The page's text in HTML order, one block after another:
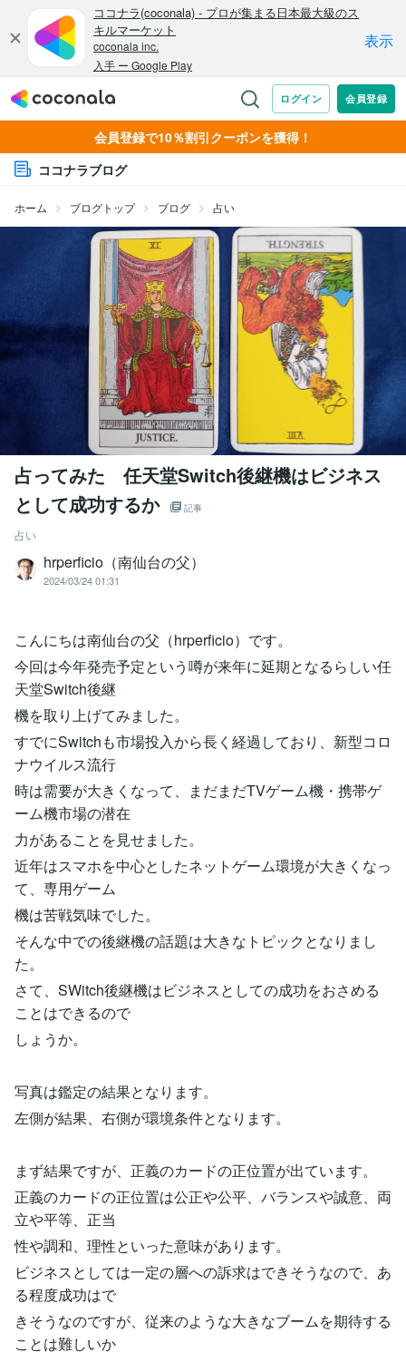
会員登録で10％割引クーポンを獲得！
ココナラブログ
ホーム ブログトップ ブログ 占い
占ってみた 任天堂Switch後継機はビジネス
として成功するか
記事
占い
hrperficio（南仙台の父）
2024/03/24 01:31
こんにちは南仙台の父（hrperficio）です。
今回は今年発売予定という噂が来年に延期となるらしい任
天堂Switch後継
機を取り上げてみました。
すでにSwitchも市場投入から長く経過しており、新型コロ
ナウイルス流行
時は需要が大きくなって、まだまだTVゲーム機・携帯ゲ
ーム機市場の潜在
力があることを見せました。
近年はスマホを中心としたネットゲーム環境が大きくなっ
て、専用ゲーム
機は苦戦気味でした。
そんな中での後継機の話題は大きなトピックとなりまし
た。
さて、SWitch後継機はビジネスとしての成功をおさめる
ことはできるので
しょうか。
写真は鑑定の結果となります。
左側が結果、右側が環境条件となります。
まず結果ですが、正義のカードの正位置が出ています。
正義のカードの正位置は公正や公平、バランスや誠意、両
立や平等、正当
性や調和、理性といった意味があります。
ビジネスとしては一定の層への訴求はできそうなので、あ
る程度成功はで
きそうなのですが、従来のような大きなブームを期待する
ことは難しいか